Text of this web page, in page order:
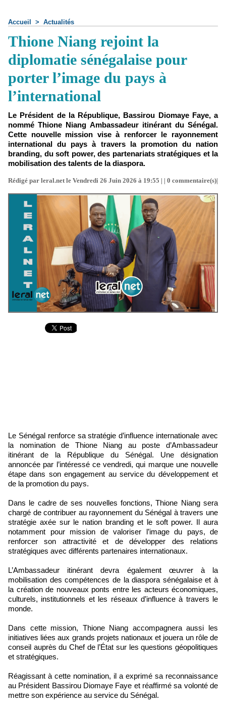
Accueil > Actualités
Thione Niang rejoint la
diplomatie sénégalaise pour
porter l’image du pays à
l’international
Le Président de la République, Bassirou Diomaye Faye, a
nommé Thione Niang Ambassadeur itinérant du Sénégal.
Cette nouvelle mission vise à renforcer le rayonnement
international du pays à travers la promotion du nation
branding, du soft power, des partenariats stratégiques et la
mobilisation des talents de la diaspora.
Rédigé par leral.net le Vendredi 26 Juin 2026 à 19:55 | | 0 commentaire(s)|
Le Sénégal renforce sa stratégie d’influence internationale avec
la nomination de Thione Niang au poste d’Ambassadeur
itinérant de la République du Sénégal. Une désignation
annoncée par l’intéressé ce vendredi, qui marque une nouvelle
étape dans son engagement au service du développement et
de la promotion du pays.
Dans le cadre de ses nouvelles fonctions, Thione Niang sera
chargé de contribuer au rayonnement du Sénégal à travers une
stratégie axée sur le nation branding et le soft power. Il aura
notamment pour mission de valoriser l’image du pays, de
renforcer son attractivité et de développer des relations
stratégiques avec différents partenaires internationaux.
L’Ambassadeur itinérant devra également œuvrer à la
mobilisation des compétences de la diaspora sénégalaise et à
la création de nouveaux ponts entre les acteurs économiques,
culturels, institutionnels et les réseaux d’influence à travers le
monde.
Dans cette mission, Thione Niang accompagnera aussi les
initiatives liées aux grands projets nationaux et jouera un rôle de
conseil auprès du Chef de l’État sur les questions géopolitiques
et stratégiques.
Réagissant à cette nomination, il a exprimé sa reconnaissance
au Président Bassirou Diomaye Faye et réaffirmé sa volonté de
mettre son expérience au service du Sénégal.